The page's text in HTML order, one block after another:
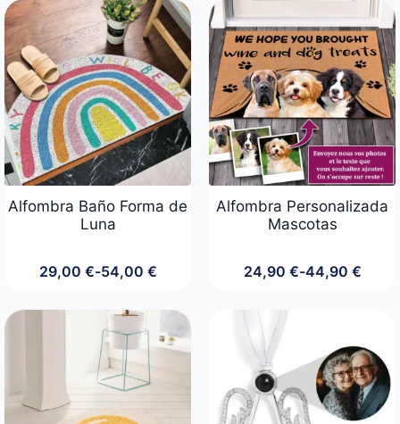
Alfombra Baño Forma de
Luna
29,00 €-54,00 €
Rango
precios:
desde
29,00 €
hasta
54,00 €
Alfombra Personalizada
Mascotas
24,90 €-44,90 €
Rango
24,90 €
hasta
44,90 €